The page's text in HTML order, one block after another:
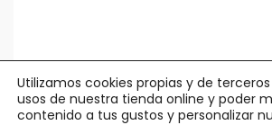
Utilizamos cookies propias y de
usos de nuestra tienda online y poder
contenido a tus gustos y personalizar